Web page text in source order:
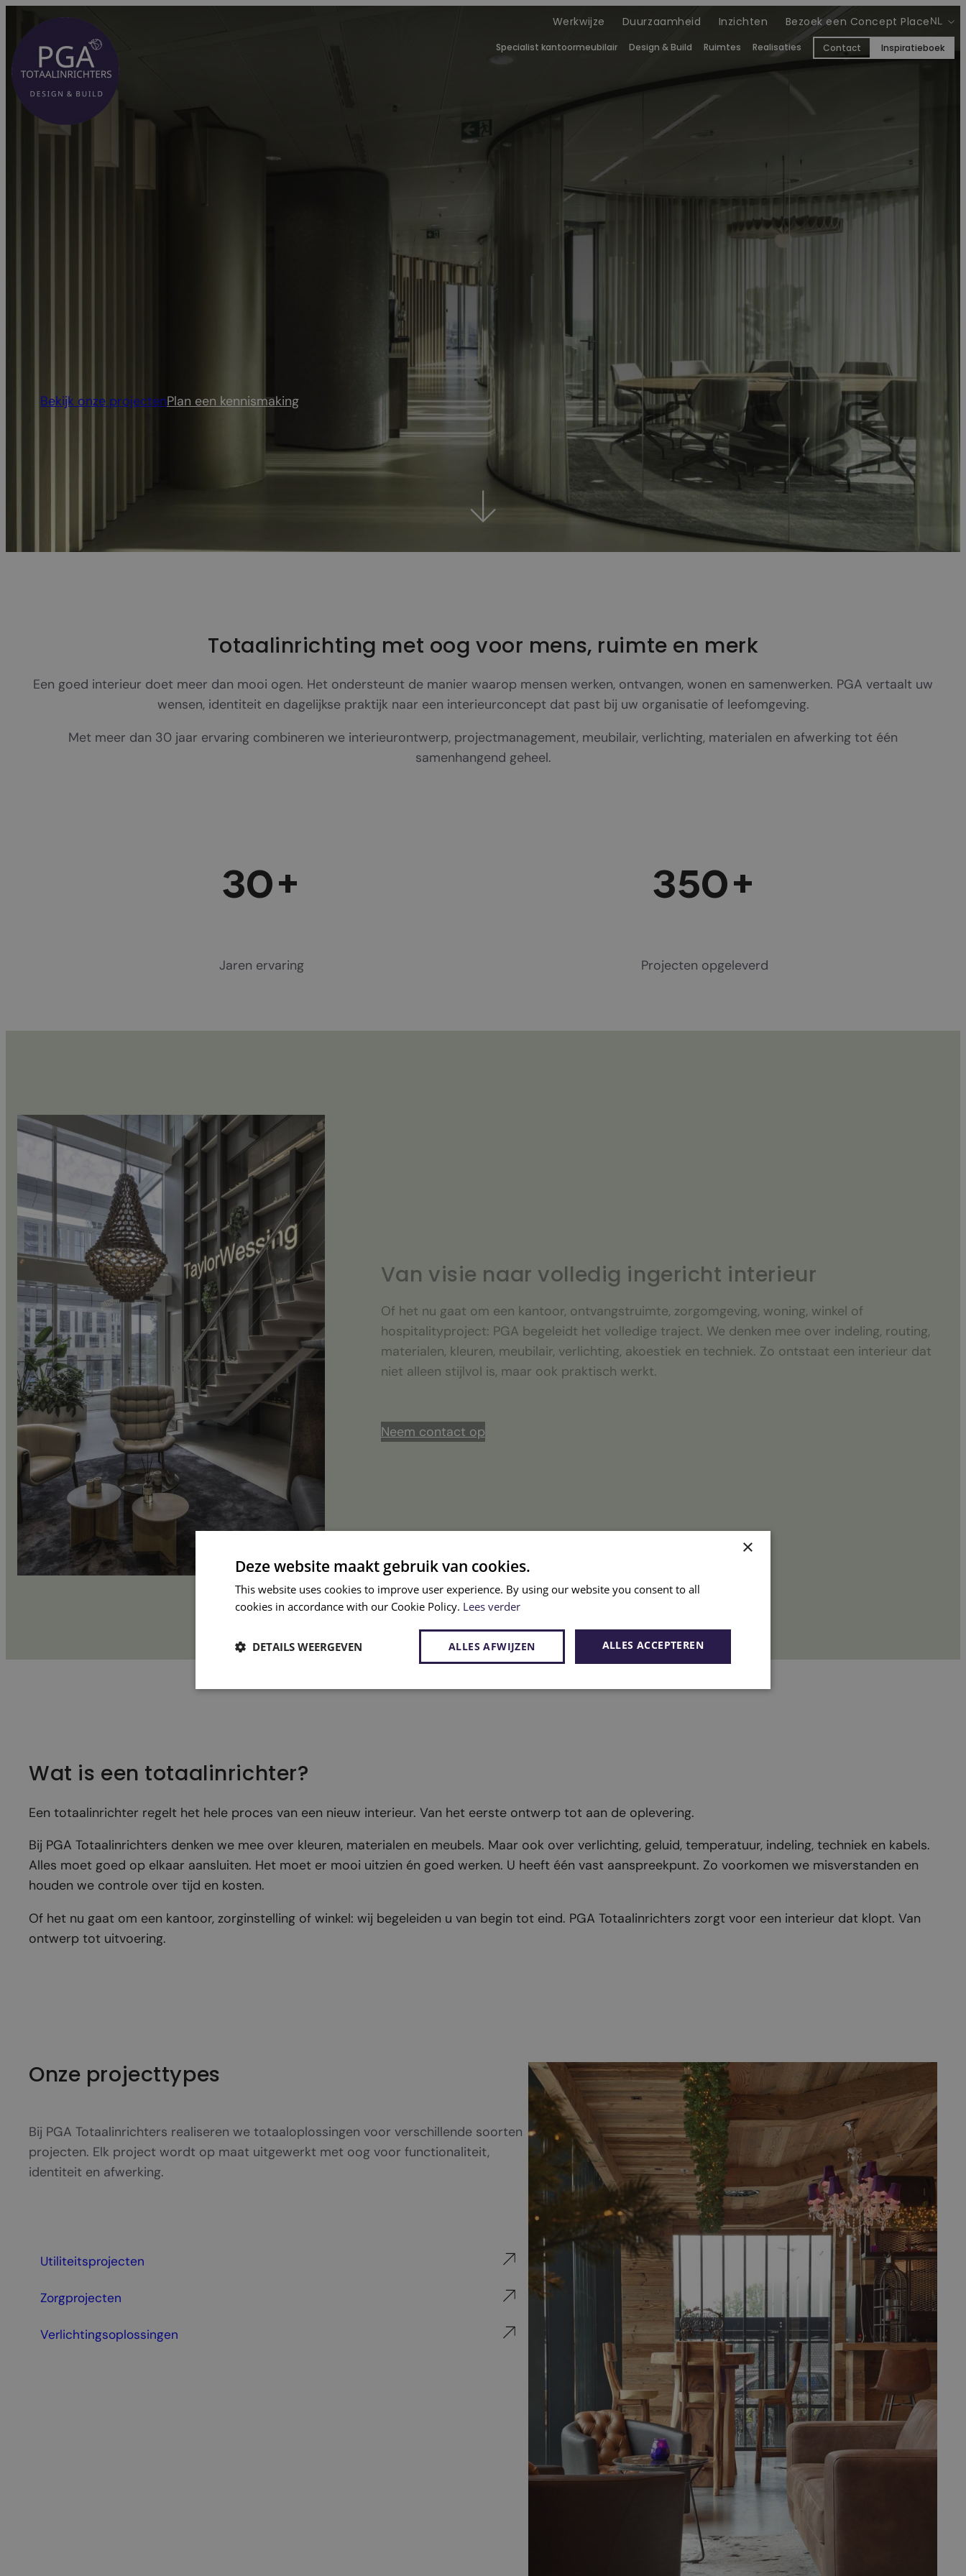
naar
inhoud
Werkwijze Duurzaamheid Inzichten Bezoek een Concept PlaceNL
Specialist kantoor­meubilair Design & Build Ruimtes Realisaties Contact Inspiratieboek
Van ontwerp tot oplevering begeleiden we uw interieurproject van A tot Z.
Bekijk onze projectenPlan een kennismaking
Totaalinrichting met oog voor mens, ruimte en merk
Een goed interieur doet meer dan mooi ogen. Het ondersteunt de manier waarop mensen werken, ontvangen, wonen en samenwerken. PGA vertaalt uw
wensen, identiteit en dagelijkse praktijk naar een interieurconcept dat past bij uw organisatie of leefomgeving.
Met meer dan 30 jaar ervaring combineren we interieurontwerp, projectmanagement, meubilair, verlichting, materialen en afwerking tot één
samenhangend geheel.
30+
Jaren ervaring
350+
Projecten opgeleverd
Van visie naar volledig ingericht interieur
Of het nu gaat om een kantoor, ontvangstruimte, zorgomgeving, woning, winkel of
hospitalityproject: PGA begeleidt het volledige traject. We denken mee over indeling, routing,
materialen, kleuren, meubilair, verlichting, akoestiek en techniek. Zo ontstaat een interieur dat
niet alleen stijlvol is, maar ook praktisch werkt.
Neem contact op
Wat is een totaalinrichter?
Een totaalinrichter regelt het hele proces van een nieuw interieur. Van het eerste ontwerp tot aan de oplevering.
Bij PGA Totaalinrichters denken we mee over kleuren, materialen en meubels. Maar ook over verlichting, geluid, temperatuur, indeling, techniek en kabels.
Alles moet goed op elkaar aansluiten. Het moet er mooi uitzien én goed werken. U heeft één vast aanspreekpunt. Zo voorkomen we misverstanden en
houden we controle over tijd en kosten.
Of het nu gaat om een kantoor, zorginstelling of winkel: wij begeleiden u van begin tot eind. PGA Totaalinrichters zorgt voor een interieur dat klopt. Van
ontwerp tot uitvoering.
Onze projecttypes
Bij PGA Totaalinrichters realiseren we totaaloplossingen voor verschillende soorten
projecten. Elk project wordt op maat uitgewerkt met oog voor functionaliteit,
identiteit en afwerking.
Utiliteitsprojecten
Zorgprojecten
Verlichtingsoplossingen
×
Deze website maakt gebruik van cookies.
This website uses cookies to improve user experience. By using our website you consent to all
cookies in accordance with our Cookie Policy. Lees verder
ALLES ACCEPTEREN
ALLES AFWIJZEN
DETAILS WEERGEVEN